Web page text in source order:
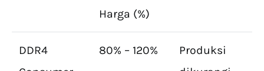
Harga (%)
DDR4
80% – 120%
Produksi